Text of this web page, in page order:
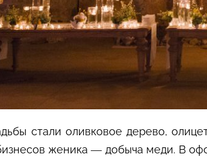
стали оливковое дерево,
женика— добыча меди. В